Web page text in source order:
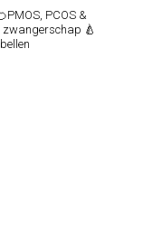
PCOS &
zwangerschap 🍐